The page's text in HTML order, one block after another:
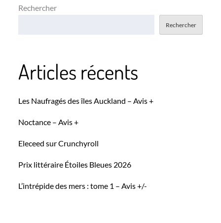
Rechercher
Rechercher
Articles récents
Les Naufragés des îles Auckland – Avis +
Noctance – Avis +
Eleceed sur Crunchyroll
Prix littéraire Étoiles Bleues 2026
L’intrépide des mers : tome 1 – Avis +/-